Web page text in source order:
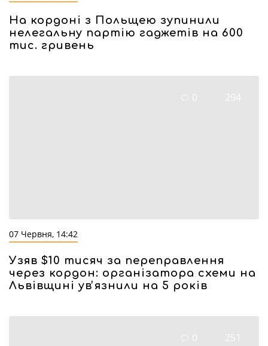
На кордоні з Польщею зупинили
нелегальну партію гаджетів на 600
тис. гривень
0 294
07 Червня, 14:42
Узяв $10 тисяч за переправлення
через кордон: організатора схеми на
Львівщині увʼязнили на 5 років
0 251